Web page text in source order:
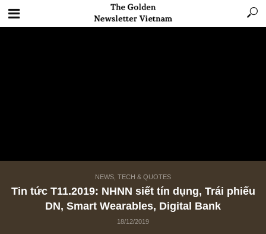
NEWS, TECH & QUOTES
Tin tức T11.2019: NHNN siết tín dụng, Trái